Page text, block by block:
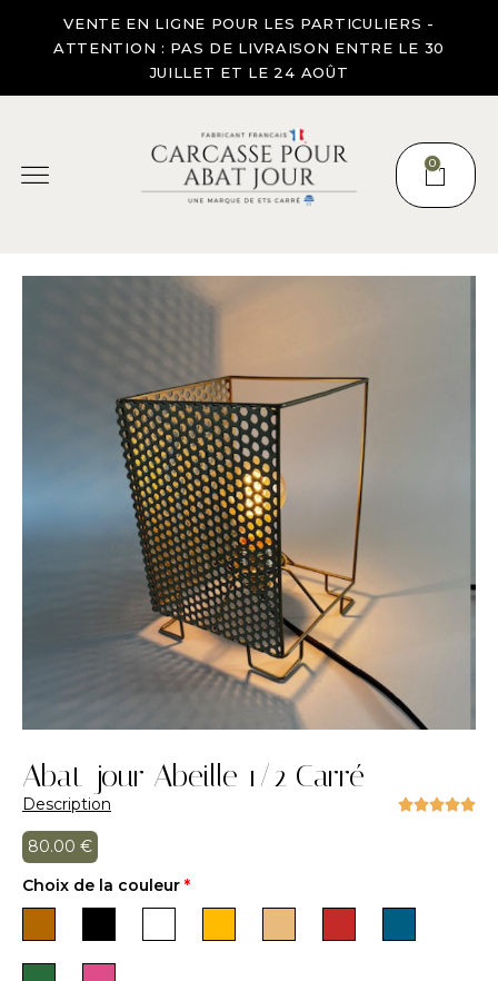
VENTE EN LIGNE POUR LES PARTICULIERS -
ATTENTION : PAS DE LIVRAISON ENTRE LE 30
JUILLET ET LE 24 AOÛT
0
Abat-jour Abeille 1/2 Carré
Description 
80.00 €
Choix de la couleur *